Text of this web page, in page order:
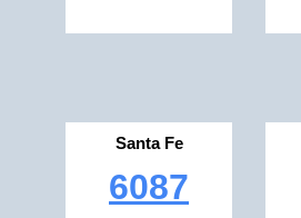
Santa Fe
6087